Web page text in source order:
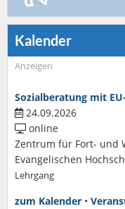
Kalender
Anzeigen
Sozialberatung mit
24.09.2026
online
Zentrum für Fort- und
Evangelischen
Lehrgang
zum Kalender •